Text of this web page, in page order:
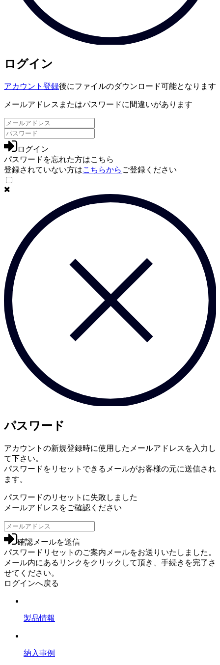
ログイン
アカウント登録後にファイルのダウンロード可能となります
メールアドレスまたはパスワードに間違いがあります
ログイン
パスワードを忘れた方はこちら
登録されていない方はこちらから ご登録ください
パスワード
アカウントの新規登録時に使用したメールアドレスを入力し
て下さい。
パスワードをリセットできるメールがお客様の元に送信され
ます。
パスワードのリセットに失敗しました
メールアドレスをご確認ください
確認メールを送信
パスワードリセットのご案内メールをお送りいたしました。
メール内にあるリンクをクリックして頂き、手続きを完了さ
せてください。
ログインへ戻る
製品情報
納入事例